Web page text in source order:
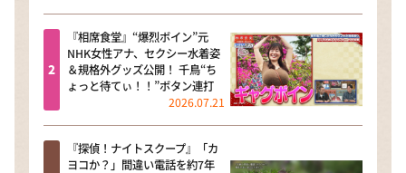
『相席食堂』“爆烈ボイン”元
NHK女性アナ、セクシー水着姿
＆規格外グッズ公開！ 千鳥“ち
ょっと待てぃ！！”ボタン連打
2026.07.21
『探偵！ナイトスクープ』「カ
ヨコか？」間違い電話を約7年